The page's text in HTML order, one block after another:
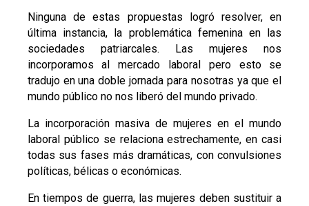
Ninguna de estas propuestas logró resolver, en
última instancia, la problemática femenina en las
sociedades patriarcales. Las mujeres nos
incorporamos al mercado laboral pero esto se
tradujo en una doble jornada para nosotras ya que el
mundo público no nos liberó del mundo privado.
La incorporación masiva de mujeres en el mundo
laboral público se relaciona estrechamente, en casi
todas sus fases más dramáticas, con convulsiones
políticas, bélicas o económicas.
En tiempos de guerra, las mujeres deben sustituir a